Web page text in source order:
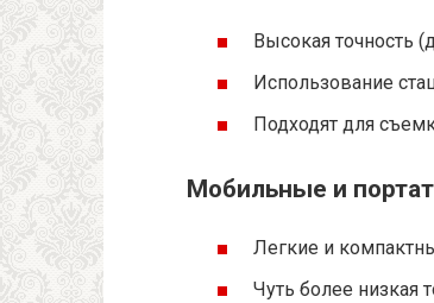
Высокая точность
Использование
Подходят для
Мобильные и
Легкие и
Чуть более низкая